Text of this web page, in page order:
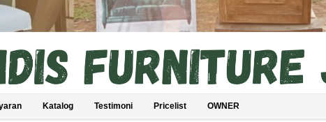
Katalog Testimoni Pricelist OWNER